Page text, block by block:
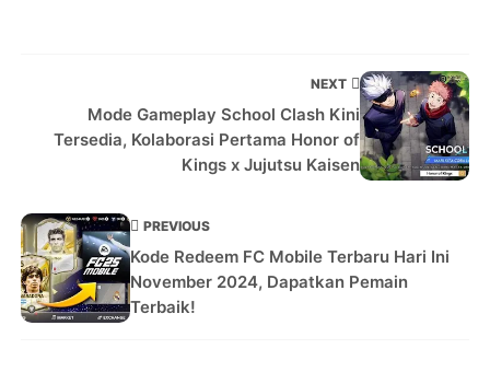
NEXT
Mode Gameplay School Clash Kini
Tersedia, Kolaborasi Pertama Honor of
Kings x Jujutsu Kaisen
PREVIOUS
Kode Redeem FC Mobile Terbaru Hari Ini
November 2024, Dapatkan Pemain
Terbaik!